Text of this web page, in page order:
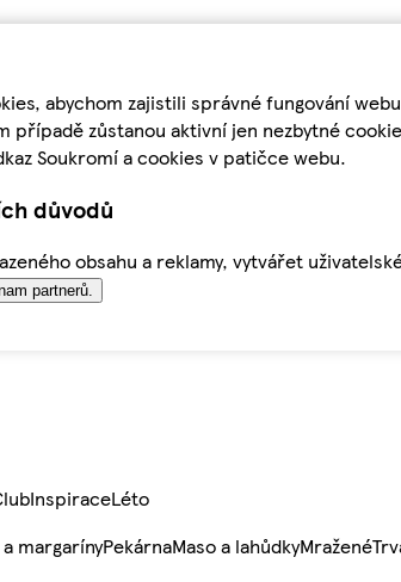
abychom zajistili správné fungování
případě zůstanou aktivní jen nezbytné
Soukromí a cookies v patičce webu.
důvodů
obsahu a reklamy, vytvářet
partnerů.
InspiraceLéto
margarínyPekárnaMaso a lahůdkyMražené